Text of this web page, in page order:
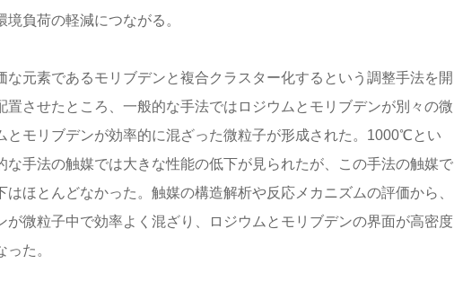
負荷の軽減につながる。
元素であるモリブデンと複合クラスター化するという調整手法を開
させたところ、一般的な手法ではロジウムとモリブデンが別々の微
とモリブデンが効率的に混ざった微粒子が形成された。1000℃とい
手法の触媒では大きな性能の低下が見られたが、この手法の触媒で
ほとんどなかった。触媒の構造解析や反応メカニズムの評価から、
微粒子中で効率よく混ざり、ロジウムとモリブデンの界面が高密度
た。